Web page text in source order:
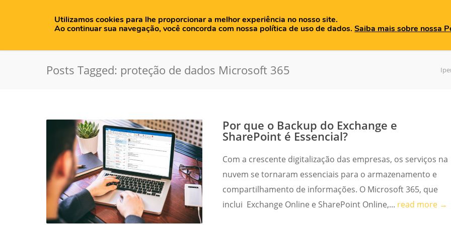
HOME QUEM SOMOS PRODUTOS BLOG MATERIAIS
Posts Tagged: proteção de dados Microsoft 365
Por que o Backup do Exchange e
SharePoint é Essencial?
Com a crescente digitalização das empresas, os serviços na
nuvem se tornaram essenciais para o armazenamento e
compartilhamento de informações. O Microsoft 365, que
inclui Exchange Online e SharePoint Online,... read more →
Utilizamos cookies para lhe proporcionar a melhor experiência no nosso site.
Ao continuar sua navegação, você concorda com nossa política de uso de dados.Saiba mais sobre nossa